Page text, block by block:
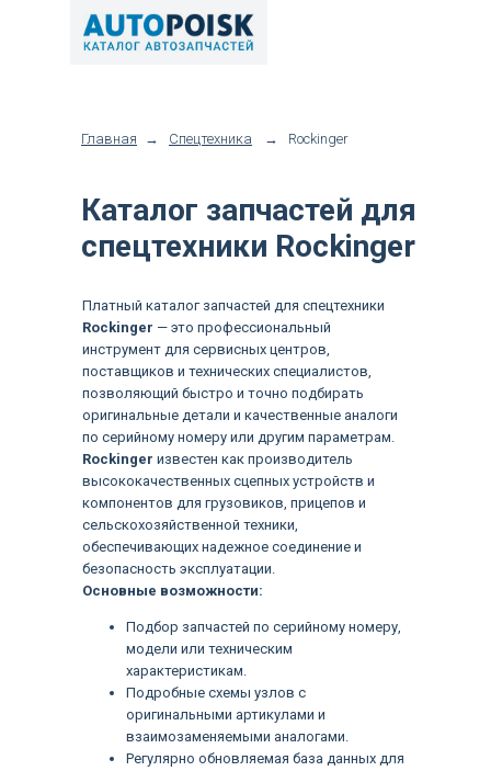
Главная Спецтехника
→ → Rockinger
Платный каталог запчастей для спецтехники
Rockinger — это профессиональный
инструмент для сервисных центров,
поставщиков и технических специалистов,
позволяющий быстро и точно подбирать
оригинальные детали и качественные аналоги
по серийному номеру или другим параметрам.
Rockinger известен как производитель
высококачественных сцепных устройств и
компонентов для грузовиков, прицепов и
сельскохозяйственной техники,
обеспечивающих надежное соединение и
безопасность эксплуатации.
Основные возможности:
Подбор запчастей по серийному номеру,
модели или техническим
характеристикам.
Подробные схемы узлов с
оригинальными артикулами и
взаимозаменяемыми аналогами.
Регулярно обновляемая база данных для
Каталог запчастей для
спецтехники Rockinger